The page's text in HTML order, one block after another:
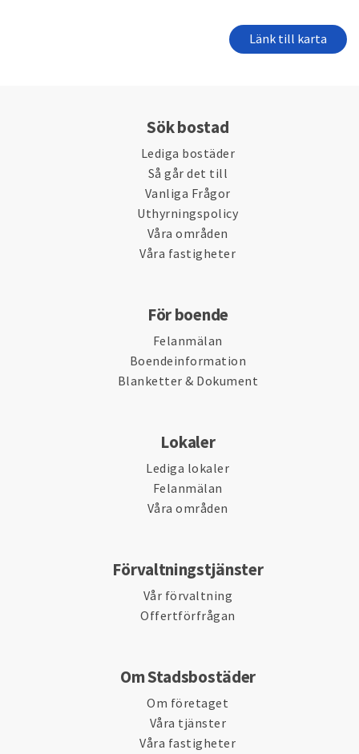
Länk till karta
Sök bostad
Lediga bostäder
Så går det till
Vanliga Frågor
Uthyrningspolicy
Våra områden
Våra fastigheter
För boende
Felanmälan
Boendeinformation
Blanketter & Dokument
Lokaler
Lediga lokaler
Felanmälan
Våra områden
Förvaltningstjänster
Vår förvaltning
Offertförfrågan
Om Stadsbostäder
Om företaget
Våra tjänster
Våra fastigheter